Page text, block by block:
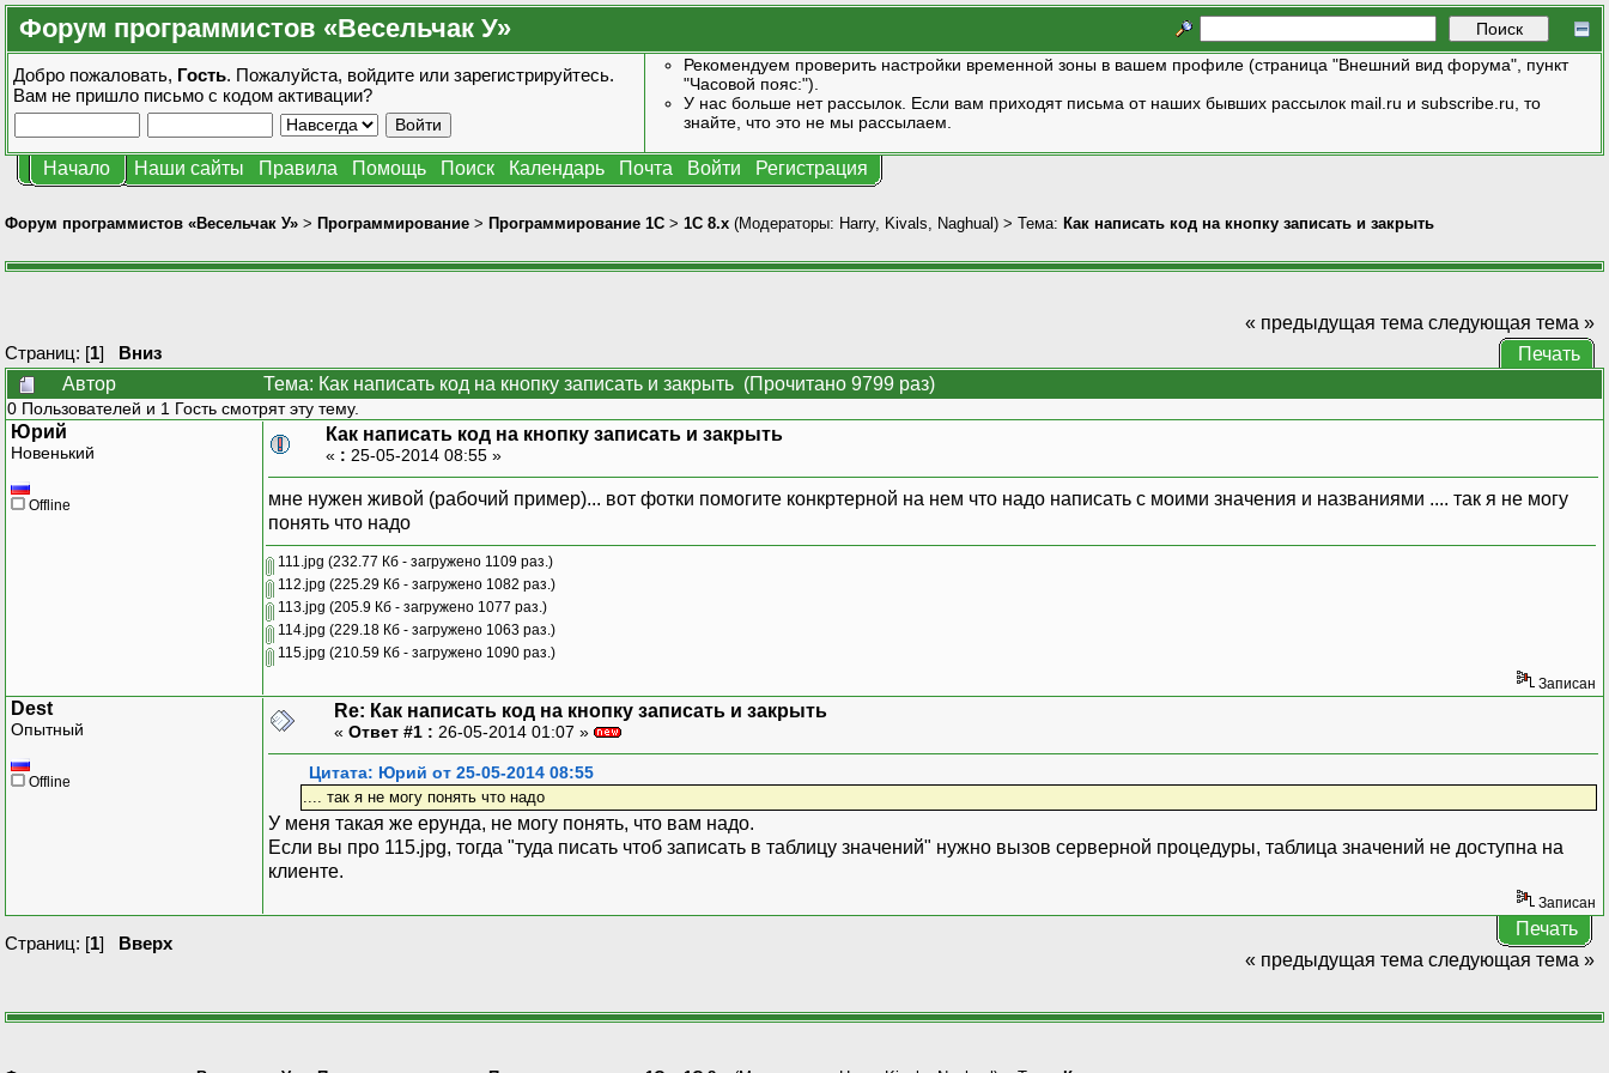
Форум программистов «Весельчак У»
Добро пожаловать, Гость. Пожалуйста, войдите или зарегистрируйтесь.
Вам не пришло письмо с кодом активации?
Рекомендуем проверить настройки временной зоны в вашем профиле (страница "Внешний вид форума", пункт
"Часовой пояс:").
У нас больше нет рассылок. Если вам приходят письма от наших бывших рассылок mail.ru и subscribe.ru, то
знайте, что это не мы рассылаем.
Начало Наши сайты Правила Помощь Поиск Календарь Почта Войти Регистрация
Форум программистов «Весельчак У» > Программирование > Программирование 1С > 1С 8.x (Модераторы: Harry, Kivals Naghual) > Тема: Как написать код на кнопку записать и закрыть
Страниц: [1] Вниз
« предыдущая тема следующая тема »
Печать
Автор
Тема: Как написать код на кнопку записать и закрыть (Прочитано 9799 раз)
0 Пользователей и 1 Гость смотрят эту тему.
Юрий
Новенький
Offline
Как написать код на кнопку записать и закрыть
« : 25-05-2014 08:55 »
мне нужен живой (рабочий пример)... вот фотки помогите конкртерной на нем что надо написать с моими значения и названиями .... так я не могу
понять что надо
111.jpg (232.77 Кб - загружено 1109 раз.)
112.jpg (225.29 Кб - загружено 1082 раз.)
113.jpg (205.9 Кб - загружено 1077 раз.)
114.jpg (229.18 Кб - загружено 1063 раз.)
115.jpg (210.59 Кб - загружено 1090 раз.)
Записан
Dest
Опытный
Offline
Re: Как написать код на кнопку записать и закрыть
« Ответ #1 : 26-05-2014 01:07 »
Цитата: Юрий от 25-05-2014 08:55
.... так я не могу понять что надо
У меня такая же ерунда, не могу понять, что вам надо.
Если вы про 115.jpg, тогда "туда писать чтоб записать в таблицу значений" нужно вызов серверной процедуры, таблица значений не доступна на
клиенте.
Записан
Страниц: [1] Вверх
Печать
« предыдущая тема следующая тема »